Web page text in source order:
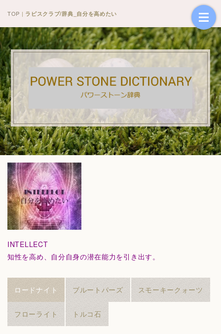
TOP | ラピスクラブ/辞典_自分を高めたい
INTELLECT
知性を高め、自分自身の潜在能力を引き出す。
ロードナイト ブルートパーズ スモーキークォーツ
フローライト トルコ石